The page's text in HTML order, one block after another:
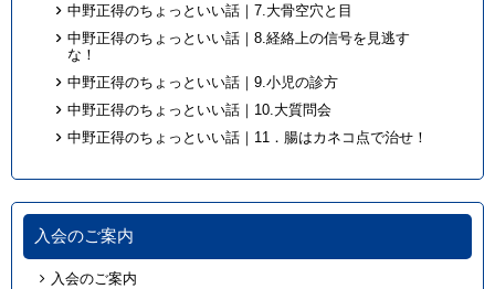
中野正得のちょっといい話｜7.大骨空穴と目
中野正得のちょっといい話｜8.経絡上の信号を見逃す
な！
中野正得のちょっといい話｜9.小児の診方
中野正得のちょっといい話｜10.大質問会
中野正得のちょっといい話｜11．腸はカネコ点で治せ！
入会のご案内
入会のご案内